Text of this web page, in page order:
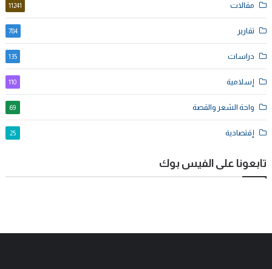
مقالات 11241
تقارير 784
دراسات 135
إسلامية 110
واحة الشعر والقصة 69
إقتصادية 25
تابعونا على الفيس بوك